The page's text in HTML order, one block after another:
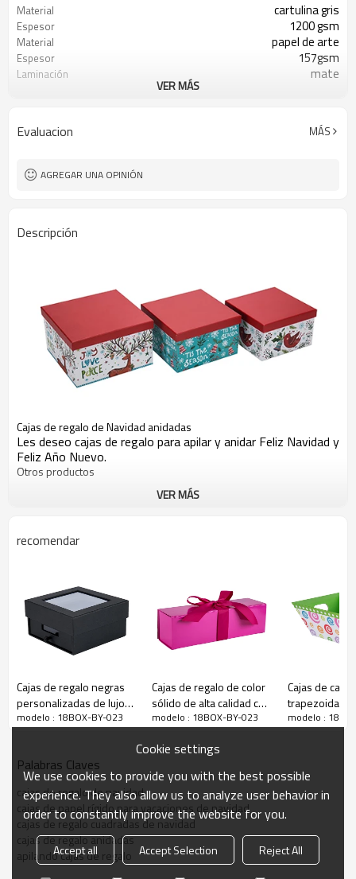
Material cartulina gris
Espesor 1200 gsm
Material papel de arte
Espesor 157gsm
Laminación mate
18.74 * 18.74 * 11.43cm
Moq 1000
VER MÁS
Evaluacion MÁS
AGREGAR UNA OPINIÓN
Descripción
Cajas de regalo de Navidad anidadas
Les deseo cajas de regalo para apilar y anidar Feliz Navidad y
Feliz Año Nuevo.
Otros productos
cajas planas
VER MÁS
recomendar
Cajas de regalo negras
personalizadas de lujo
para cinturones de cuero
modelo : 18BOX-BY-023
Cajas de regalo de color
sólido de alta calidad con
empaquetado plano en
modelo : 18BOX-BY-023
Cajas de
trapezoidales
especiales
modelo :
Palabras Claves
cajas de regalo de navidad
cajas de papel rígido para vacaciones de navidad
cajas de regalo cuadradas de navidad
cajas de regalo anidadas
apilando cajas de regalo
Cookie settings
We use cookies to provide you with the best possible
experience. They also allow us to analyze user behavior in
order to constantly improve the website for you.
Accept all Accept Selection
Reject All